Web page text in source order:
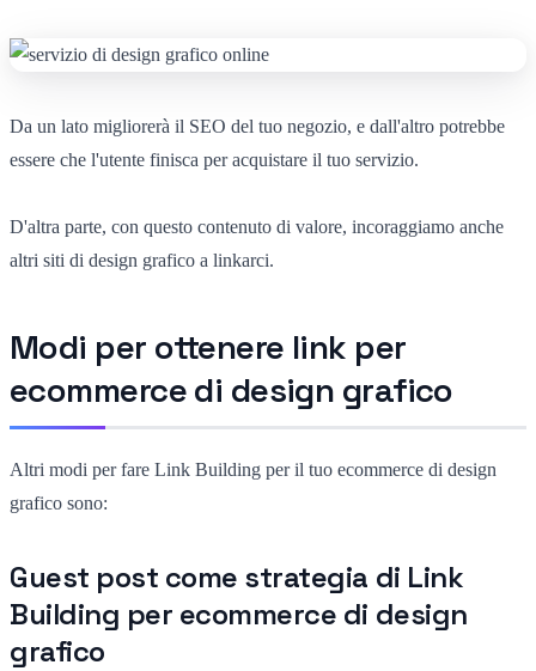
Da un lato migliorerà il SEO del tuo negozio, e dall'altro potrebbe
essere che l'utente finisca per acquistare il tuo servizio.
D'altra parte, con questo contenuto di valore, incoraggiamo anche
altri siti di design grafico a linkarci.
Modi per ottenere link per
ecommerce di design grafico
Altri modi per fare Link Building per il tuo ecommerce di design
grafico sono:
Guest post come strategia di Link
Building per ecommerce di design
grafico